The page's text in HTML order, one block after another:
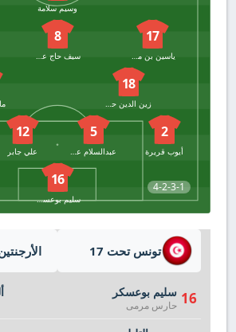
4-2-3-1
وسيم سلامة
17
ياسين بن محمود
8
سيف حاج عبدالله
18
زين الدين حسني
2
أيوب قريرة
5
عبدالسلام عقيد
12
علي جابر
16
سليم بوعسكر
تونس تحت 17
16 سليم بوعسكر
حارس مرمى